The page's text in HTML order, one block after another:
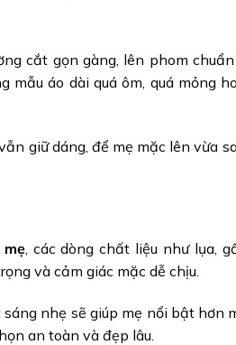
cắt gọn gàng, lên phom
áo dài quá ôm, quá mỏng
giữ dáng, để mẹ mặc lên vừa
, các dòng chất liệu như lụa,
và cảm giác mặc dễ chịu.
nhẹ sẽ giúp mẹ nổi bật hơn
an toàn và đẹp lâu.